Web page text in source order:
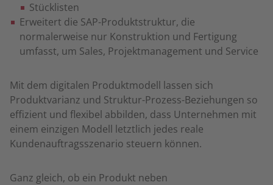
Stücklisten
Erweitert die SAP-Produktstruktur, die
normalerweise nur Konstruktion und Fertigung
umfasst, um Sales, Projektmanagement und Service
Mit dem digitalen Produktmodell lassen sich
Produktvarianz und Struktur-Prozess-Beziehungen so
effizient und flexibel abbilden, dass Unternehmen mit
einem einzigen Modell letztlich jedes reale
Kundenauftragsszenario steuern können.
Ganz gleich, ob ein Produkt neben